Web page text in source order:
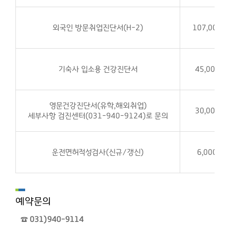
외국인 방문취업진단서(H-2) 107,000원
기숙사 입소용 건강진단서 45,000원
영문건강진단서(유학,해외취업)
세부사항 검진센터(031-940-9124)로 문의
30,000원
운전면허적성검사(신규/갱신) 6,000원
예약문의
☎ 031)940-9114